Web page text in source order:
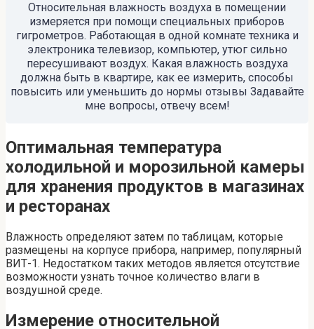
Относительная влажность воздуха в помещении
измеряется при помощи специальных приборов
гигрометров. Работающая в одной комнате техника и
электроника телевизор, компьютер, утюг сильно
пересушивают воздух. Какая влажность воздуха
должна быть в квартире, как ее измерить, способы
повысить или уменьшить до нормы отзывы Задавайте
мне вопросы, отвечу всем!
Оптимальная температура
холодильной и морозильной камеры
для хранения продуктов в магазинах
и ресторанах
Влажность определяют затем по таблицам, которые
размещены на корпусе прибора, например, популярный
ВИТ-1. Недостатком таких методов является отсутствие
возможности узнать точное количество влаги в
воздушной среде.
Измерение относительной